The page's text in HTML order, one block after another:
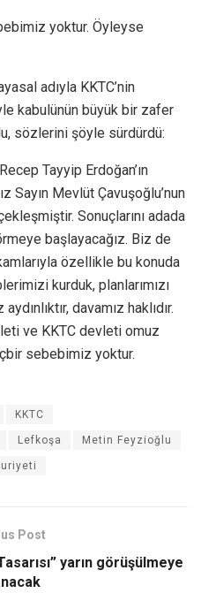
yoktur. Öyleyse
adıyla KKTC’nin
kabulünün büyük bir zafer
sözlerini şöyle sürdürdü:
Tayyip Erdoğan’ın
Sayın Mevlüt Çavuşoğlu’nun
Sonuçlarını adada
başlayacağız. Biz de
özellikle bu konuda
kurduk, planlarımızı
davamız haklıdır.
ve KKTC devleti omuz
sebebimiz yoktur.
KKTC
Lefkoşa Metin Feyzioğlu
Post
yarın görüşülmeye